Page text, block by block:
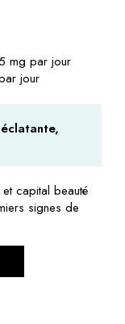
mg par jour
jour
capital beauté
signes de